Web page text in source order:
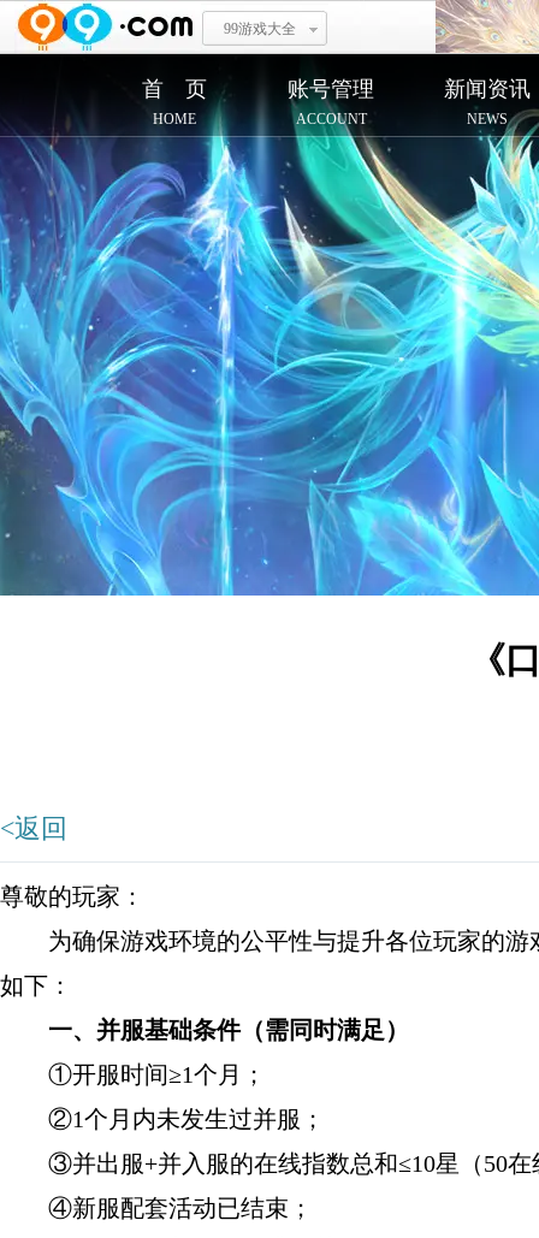
99游戏大全
首 页
HOME
账号管理
ACCOUNT
新闻资讯
NEWS
《
<返回
尊敬的玩家：
为确保游戏环境的公平性与提升各位玩家的游
如下：
一、并服基础条件（需同时满足）
①开服时间≥1个月；
②1个月内未发生过并服；
③并出服+并入服的在线指数总和≤10星（50在
④新服配套活动已结束；